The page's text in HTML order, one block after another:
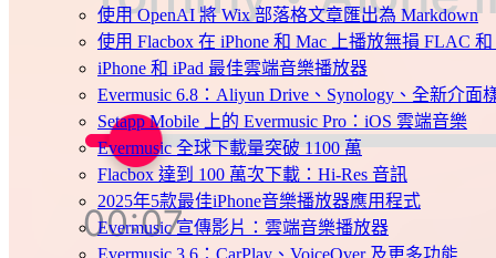
使用 OpenAI 將 Wix 部落格文章匯出為 Markdown
使用 Flacbox 在 iPhone 和 Mac 上播放無損 FLAC
iPhone 和 iPad 最佳雲端音樂播放器
Evermusic 6.8：Aliyun Drive、Synology、全新介面
Setapp Mobile 上的 Evermusic Pro：iOS 雲端音樂
Evermusic 全球下載量突破 1100 萬
Flacbox 達到 100 萬次下載：Hi-Res 音訊
2025年5款最佳iPhone音樂播放器應用程式
Evermusic 宣傳影片：雲端音樂播放器
Evermusic 3.6：CarPlay、VoiceOver 及更多功能